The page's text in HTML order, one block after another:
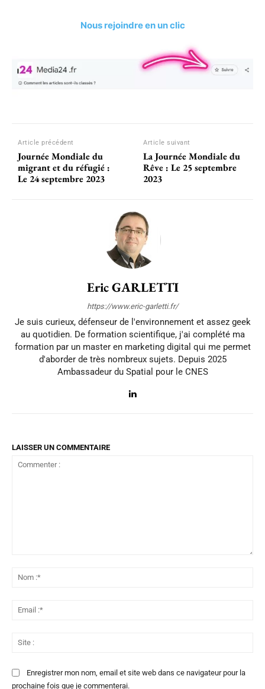
Nous rejoindre en un clic
Article précédent
Journée Mondiale du
migrant et du réfugié :
Le 24 septembre 2023
Article suivant
La Journée Mondiale du
Rêve : Le 25 septembre
2023
Eric GARLETTI
https://www.eric-garletti.fr/
Je suis curieux, défenseur de l'environnement et assez geek
au quotidien. De formation scientifique, j'ai complété ma
formation par un master en marketing digital qui me permet
d'aborder de très nombreux sujets. Depuis 2025
Ambassadeur du Spatial pour le CNES
LAISSER UN COMMENTAIRE
Enregistrer mon nom, email et site web dans ce navigateur pour la
prochaine fois que je commenterai.